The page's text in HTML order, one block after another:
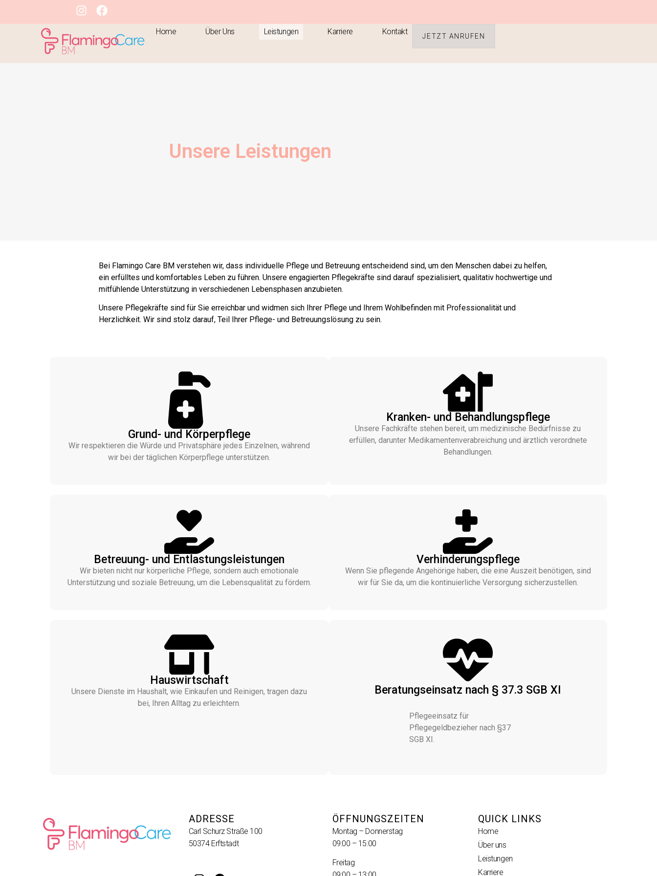
Home Über Uns Leistungen Karriere Kontakt JETZT ANRUFEN
Unsere Leistungen
Bei Flamingo Care BM verstehen wir, dass individuelle Pflege und Betreuung entscheidend sind, um den Menschen dabei zu helfen,
ein erfülltes und komfortables Leben zu führen. Unsere engagierten Pflegekräfte sind darauf spezialisiert, qualitativ hochwertige und
mitfühlende Unterstützung in verschiedenen Lebensphasen anzubieten.
Unsere Pflegekräfte sind für Sie erreichbar und widmen sich Ihrer Pflege und Ihrem Wohlbefinden mit Professionalität und
Herzlichkeit. Wir sind stolz darauf, Teil Ihrer Pflege- und Betreuungslösung zu sein.
Grund- und Körperpflege
Wir respektieren die Würde und Privatsphäre jedes Einzelnen, während
wir bei der täglichen Körperpflege unterstützen.
Kranken- und Behandlungspflege
Unsere Fachkräfte stehen bereit, um medizinische Bedürfnisse zu
erfüllen, darunter Medikamentenverabreichung und ärztlich verordnete
Behandlungen.
Betreuung- und Entlastungsleistungen
Wir bieten nicht nur körperliche Pflege, sondern auch emotionale
Unterstützung und soziale Betreuung, um die Lebensqualität zu fördern.
Verhinderungspflege
Wenn Sie pflegende Angehörige haben, die eine Auszeit benötigen, sind
wir für Sie da, um die kontinuierliche Versorgung sicherzustellen.
Hauswirtschaft
Unsere Dienste im Haushalt, wie Einkaufen und Reinigen, tragen dazu
bei, Ihren Alltag zu erleichtern.
Beratungseinsatz nach § 37.3 SGB XI​
Pflegeeinsatz für
Pflegegeldbezieher nach §37
SGB XI.
ADRESSE
Carl Schurz Straße 100
50374 Erftstadt
ÖFFNUNGSZEITEN
Montag – Donnerstag
09:00 – 15:00
Freitag
QUICK LINKS
Home
Über uns
Leistungen
Karriere